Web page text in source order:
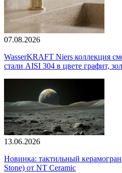
07.08.2026
WasserKRAFT Niers коллекция
стали AISI 304 в цвете графит,
13.06.2026
Новинка: тактильный
Stone) от NT Ceramic